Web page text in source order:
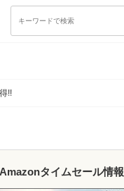
!!
Amazonタイムセール情報